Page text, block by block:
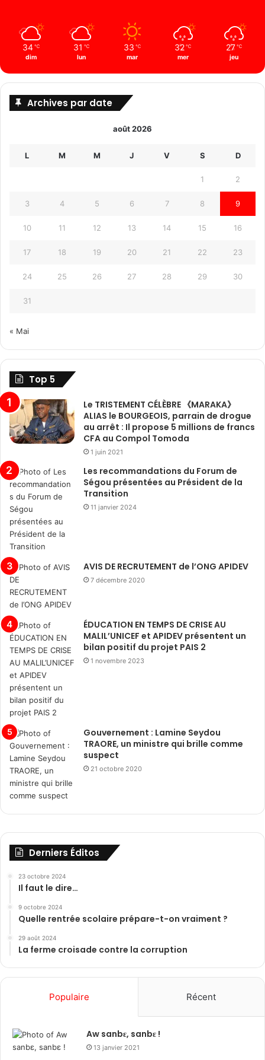
34 ℃
dim
31 ℃
lun
33 ℃
mar
32 ℃
mer
27 ℃
jeu
Archives par date
août 2026
L M M J V S D
1 2
3 4 5 6 7 8 9
10 11 12 13 14 15 16
17 18 19 20 21 22 23
24 25 26 27 28 29 30
31
« Mai
Top 5
Le TRISTEMENT CÉLÈBRE 《MARAKA》
ALIAS le BOURGEOIS, parrain de drogue
au arrêt : Il propose 5 millions de francs
CFA au Compol Tomoda
1 juin 2021
Les recommandations du Forum de
Ségou présentées au Président de la
Transition
11 janvier 2024
AVIS DE RECRUTEMENT de l’ONG APIDEV
7 décembre 2020
ÉDUCATION EN TEMPS DE CRISE AU
MALIL’UNICEF et APIDEV présentent un
bilan positif du projet PAIS 2
1 novembre 2023
Gouvernement : Lamine Seydou
TRAORE, un ministre qui brille comme
suspect
21 octobre 2020
Derniers Éditos
23 octobre 2024
Il faut le dire…
9 octobre 2024
Quelle rentrée scolaire prépare-t-on vraiment ?
29 août 2024
La ferme croisade contre la corruption
Populaire Récent
Aw sanbɛ, sanbɛ !
13 janvier 2021